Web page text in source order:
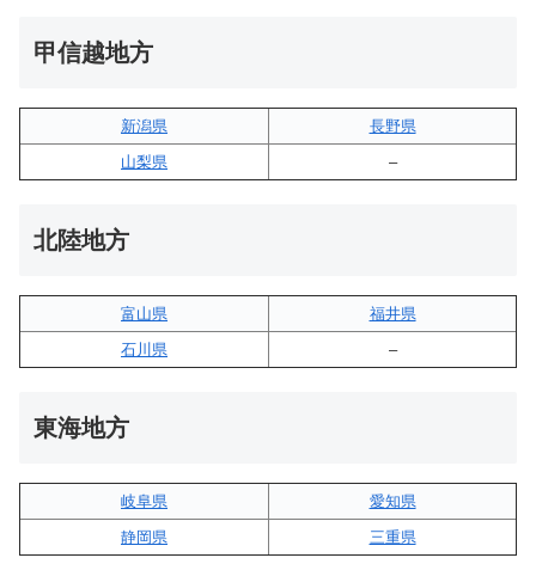
甲信越地方
新潟県
長野県
山梨県
–
北陸地方
富山県
福井県
石川県
–
東海地方
岐阜県
愛知県
静岡県
三重県